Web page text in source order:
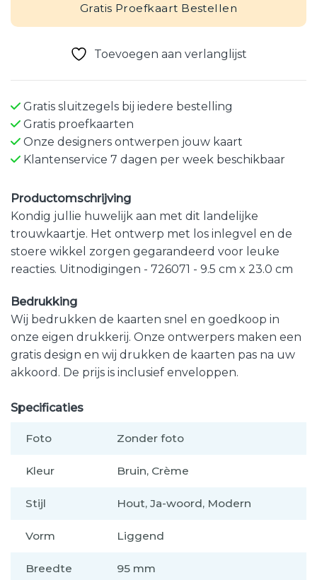
Gratis Proefkaart Bestellen
Toevoegen aan verlanglijst
Gratis sluitzegels bij iedere bestelling
Gratis proefkaarten
Onze designers ontwerpen jouw kaart
Klantenservice 7 dagen per week beschikbaar
Productomschrijving
Kondig jullie huwelijk aan met dit landelijke
trouwkaartje. Het ontwerp met los inlegvel en de
stoere wikkel zorgen gegarandeerd voor leuke
reacties. Uitnodigingen - 726071 - 9.5 cm x 23.0 cm
Bedrukking
Wij bedrukken de kaarten snel en goedkoop in
onze eigen drukkerij. Onze ontwerpers maken een
gratis design en wij drukken de kaarten pas na uw
akkoord. De prijs is inclusief enveloppen.
Specificaties
Foto Zonder foto
Kleur Bruin, Crème
Stijl Hout, Ja-woord, Modern
Vorm Liggend
Breedte 95 mm